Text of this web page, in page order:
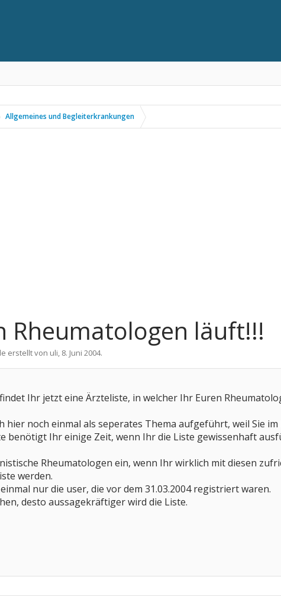
Allgemeines und Begleiterkrankungen
Rheumatologen läuft!!!
erstellt von uli, 8. Juni 2004.
Ihr jetzt eine Ärzteliste, in welcher Ihr Euren
hier noch einmal als seperates Thema aufgeführt, weil Sie
benötigt Ihr einige Zeit, wenn Ihr die Liste gewissenhaft
Rheumatologen ein, wenn Ihr wirklich mit diesen
werden.
nur die user, die vor dem 31.03.2004 registriert waren.
desto aussagekräftiger wird die Liste.